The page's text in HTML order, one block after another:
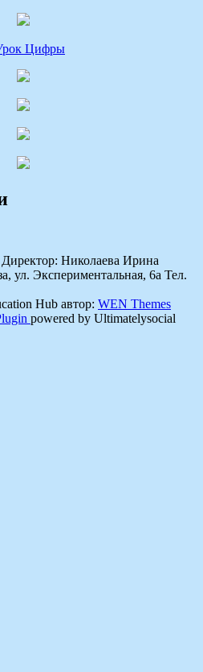
Николаева Ирина
ул. Экспериментальная, 6а Тел.
Hub автор: WEN Themes
powered by Ultimatelysocial